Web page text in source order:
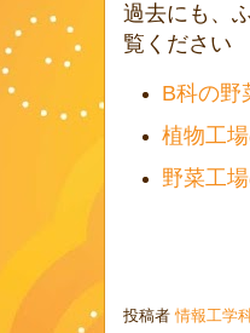
過去にも、
覧ください
B科の野
植物工
野菜工
投稿者情報工学